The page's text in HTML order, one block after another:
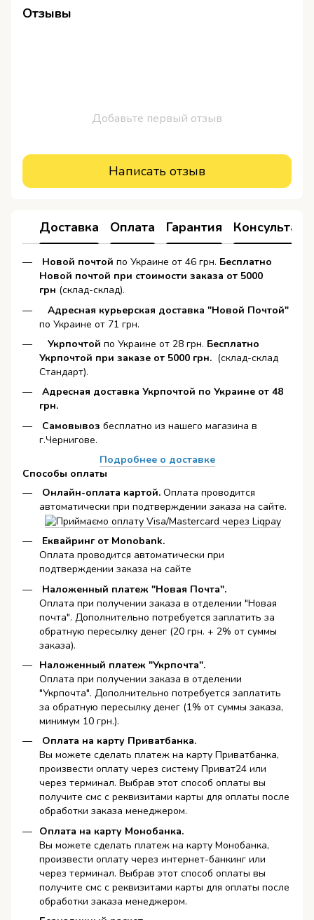
Отзывы
Добавьте первый отзыв
Написать отзыв
Доставка Оплата Гарантия
Новой почтой по Украине от 46 грн. Бесплатно
Новой почтой при стоимости заказа от 5000
грн (склад-склад).
Адресная курьерская доставка "Новой Почтой"
по Украине от 71 грн.
Укрпочтой по Украине от 28 грн. Бесплатно
Укрпочтой при заказе от 5000 грн. (склад-склад
Стандарт).
Адресная доставка Укрпочтой по Украине от 48
грн.
Самовывоз бесплатно из нашего магазина в
г.Чернигове.
Подробнее о доставке
Способы оплаты
Онлайн-оплата картой. Оплата проводится
автоматически при подтверждении заказа на сайте.
Еквайринг от Monobank.
Оплата проводится автоматически при
подтверждении заказа на сайте
Наложенный платеж "Новая Почта".
Оплата при получении заказа в отделении "Новая
почта". Дополнительно потребуется заплатить за
обратную пересылку денег (20 грн. + 2% от суммы
заказа).
Наложенный платеж "Укрпочта".
Оплата при получении заказа в отделении
"Укрпочта". Дополнительно потребуется заплатить
за обратную пересылку денег (1% от суммы заказа,
минимум 10 грн.).
Оплата на карту Приватбанка.
Вы можете сделать платеж на карту Приватбанка,
произвести оплату через систему Приват24 или
через терминал. Выбрав этот способ оплаты вы
получите смс с реквизитами карты для оплаты после
обработки заказа менеджером.
Оплата на карту Монобанка.
Вы можете сделать платеж на карту Монобанка,
произвести оплату через интернет-банкинг или
через терминал. Выбрав этот способ оплаты вы
получите смс с реквизитами карты для оплаты после
обработки заказа менеджером.